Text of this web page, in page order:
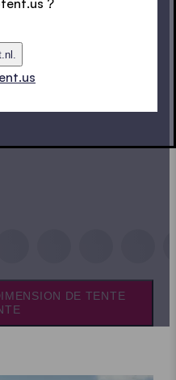
DE TENTE
?